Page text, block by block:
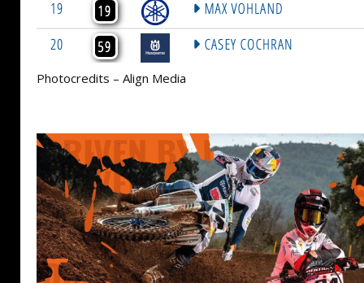
Photocredits – Align Media